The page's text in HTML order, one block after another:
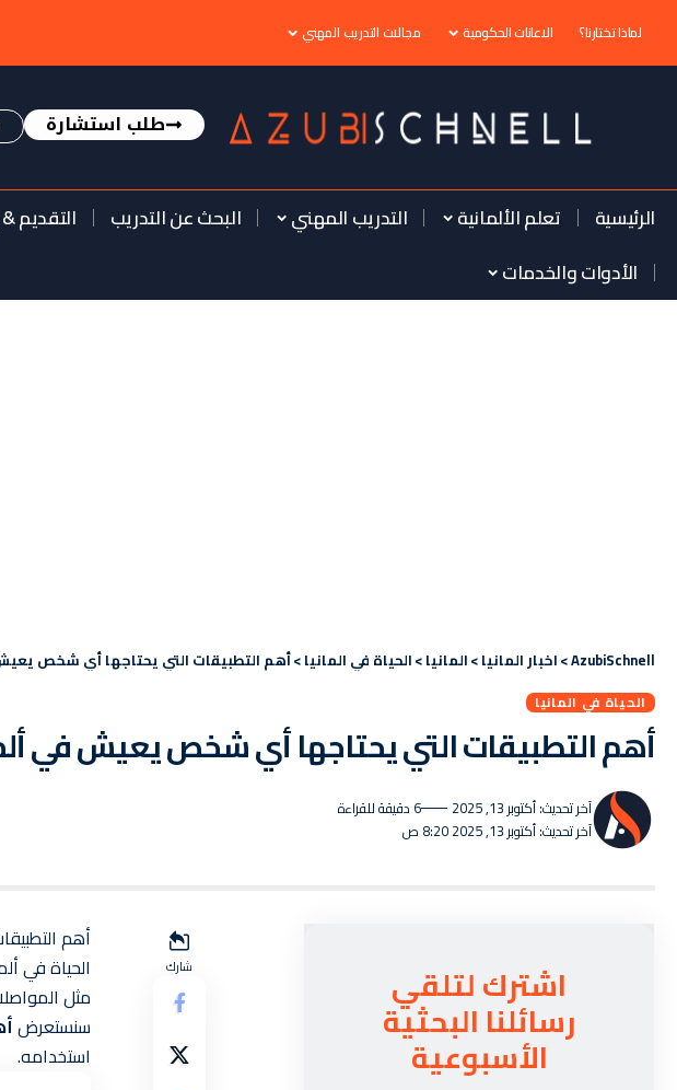
لماذا تختارنا؟ الاعانات الحكومية مجالات التدريب المهني
طلب استشارة
الرئيسية تعلم الألمانية التدريب المهني البحث عن التدريب التقديم
الأدوات والخدمات
AzubiSchnell
>اخبار المانيا>المانيا>الحياة في المانيا>أهم التطبيقات التي يحتاجها أي شخص
الحياة في المانيا
أهم التطبيقات التي يحتاجها أي شخص يعيش في
آخر تحديث: أكتوبر 13, 2025 8:20 ص
آخر تحديث: أكتوبر 13, 2025 6 دقيقة للقراءة
شارك
أهم
الحياة في
مثل
سنستعرض
استخدامه.
اشترك لتلقي
رسائلنا البحثية
الأسبوعية